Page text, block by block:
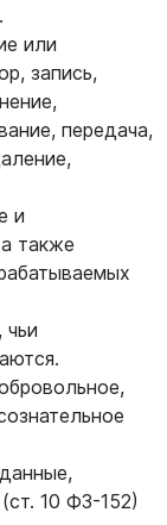
или
запись,
передача,
и
также
10 ФЗ-152)